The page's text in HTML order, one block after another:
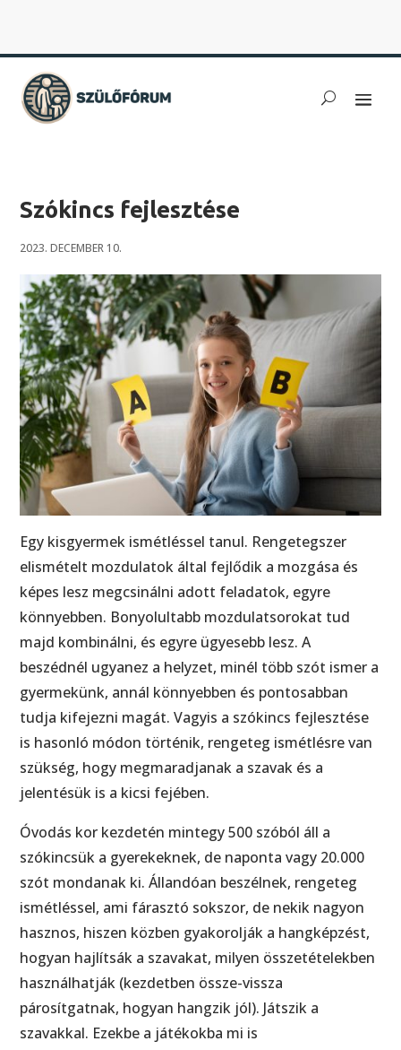
Szókincs fejlesztése
2023. DECEMBER 10.
Egy kisgyermek ismétléssel tanul. Rengetegszer
elismételt mozdulatok által fejlődik a mozgása és
képes lesz megcsinálni adott feladatok, egyre
könnyebben. Bonyolultabb mozdulatsorokat tud
majd kombinálni, és egyre ügyesebb lesz. A
beszédnél ugyanez a helyzet, minél több szót ismer a
gyermekünk, annál könnyebben és pontosabban
tudja kifejezni magát. Vagyis a szókincs fejlesztése
is hasonló módon történik, rengeteg ismétlésre van
szükség, hogy megmaradjanak a szavak és a
jelentésük is a kicsi fejében.
Óvodás kor kezdetén mintegy 500 szóból áll a
szókincsük a gyerekeknek, de naponta vagy 20.000
szót mondanak ki. Állandóan beszélnek, rengeteg
ismétléssel, ami fárasztó sokszor, de nekik nagyon
hasznos, hiszen közben gyakorolják a hangképzést,
hogyan hajlítsák a szavakat, milyen összetételekben
használhatják (kezdetben össze-vissza
párosítgatnak, hogyan hangzik jól). Játszik a
szavakkal. Ezekbe a játékokba mi is